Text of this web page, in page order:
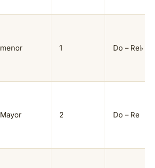
menor 1 Do – Re♭
Mayor 2 Do – Re